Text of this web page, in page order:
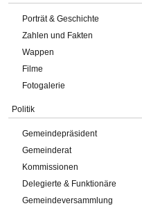
Porträt & Geschichte
Zahlen und Fakten
Wappen
Filme
Fotogalerie
Politik
Gemeindepräsident
Gemeinderat
Kommissionen
Delegierte & Funktionäre
Gemeindeversammlung